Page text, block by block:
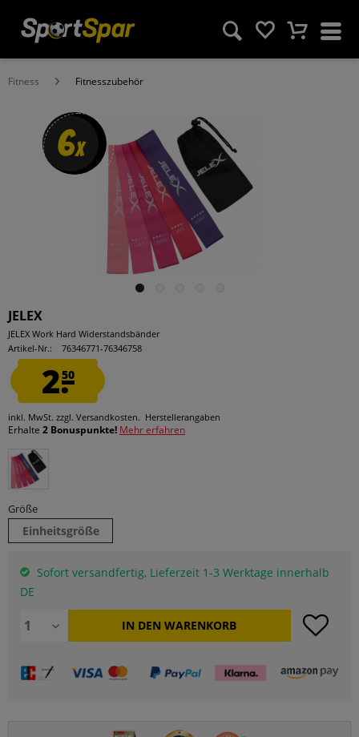
Fitness Fitnesszubehör
6x
JELEX
JELEX Work Hard Widerstandsbänder
Artikel-Nr.:
76346771-76346758
2.50
inkl. MwSt. zzgl. Versandkosten. Herstellerangaben
Erhalte 2 Bonuspunkte! Mehr erfahren
Größe
Einheitsgröße
Sofort versandfertig, Lieferzeit 1-3 Werktage innerhalb
DE
IN DEN WARENKORB